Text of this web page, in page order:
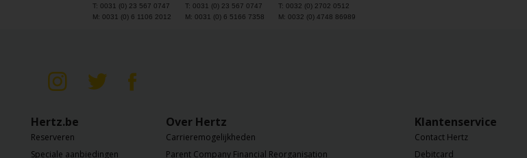
Locaties
Hertz
Loyaliteitsprogramma
T: 0031 (0) 23 567 0747
M: 0031 (0) 6 1106 2012
T: 0031 (0) 23 567 0747
M: 0031 (0) 6 5166 7358
T: 0032 (0) 2702 0512
M: 0032 (0) 4748 86989
Hertz.be
Reserveren
Speciale aanbiedingen
Over Hertz
Carrieremogelijkheden
Parent Company Financial Reorganisation
Klantenservice
Contact Hertz
Debitcard